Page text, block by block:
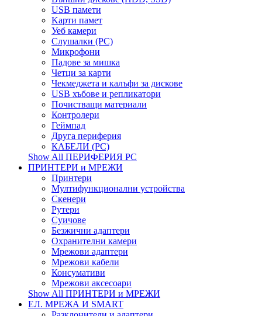
USB памети
Kарти памет
Уеб камери
Слушалки (PC)
Микрофони
Падове за мишка
Четци за карти
Чекмеджета и калъфи за дискове
USB хъбове и репликатори
Почистващи материали
Контролери
Геймпад
Друга периферия
КАБЕЛИ (PC)
Show All ПЕРИФЕРИЯ PC
ПРИНТЕРИ и МРЕЖИ
Принтери
Мултифункционални устройства
Скенери
Рутери
Суичове
Безжични адаптери
Охранителни камери
Мрежови адаптери
Мрежови кабели
Консумативи
Мрежови аксесоари
Show All ПРИНТЕРИ и МРЕЖИ
ЕЛ. МРЕЖА И SMART